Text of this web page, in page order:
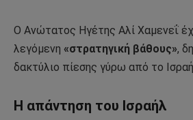
Ο Ανώτατος Ηγέτης Αλί Χαμενεΐ
λεγόμενη «στρατηγική βάθους»,
δακτύλιο πίεσης γύρω από το
Η απάντηση του Ισραήλ